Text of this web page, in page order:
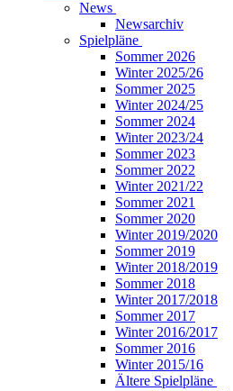
News
Newsarchiv
Spielpläne
Sommer 2026
Winter 2025/26
Sommer 2025
Winter 2024/25
Sommer 2024
Winter 2023/24
Sommer 2023
Sommer 2022
Winter 2021/22
Sommer 2021
Sommer 2020
Winter 2019/2020
Sommer 2019
Winter 2018/2019
Sommer 2018
Winter 2017/2018
Sommer 2017
Winter 2016/2017
Sommer 2016
Winter 2015/16
Ältere Spielpläne